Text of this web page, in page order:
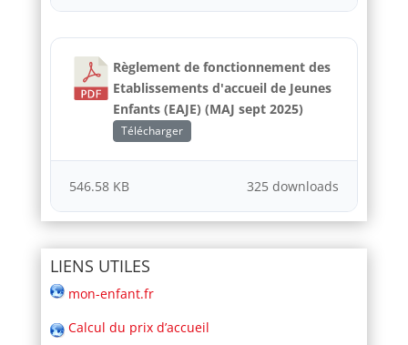
Règlement de fonctionnement des
Etablissements d'accueil de Jeunes
Enfants (EAJE) (MAJ sept 2025)
Télécharger
325 downloads
546.58 KB
LIENS UTILES
mon-enfant.fr
Calcul du prix d’accueil